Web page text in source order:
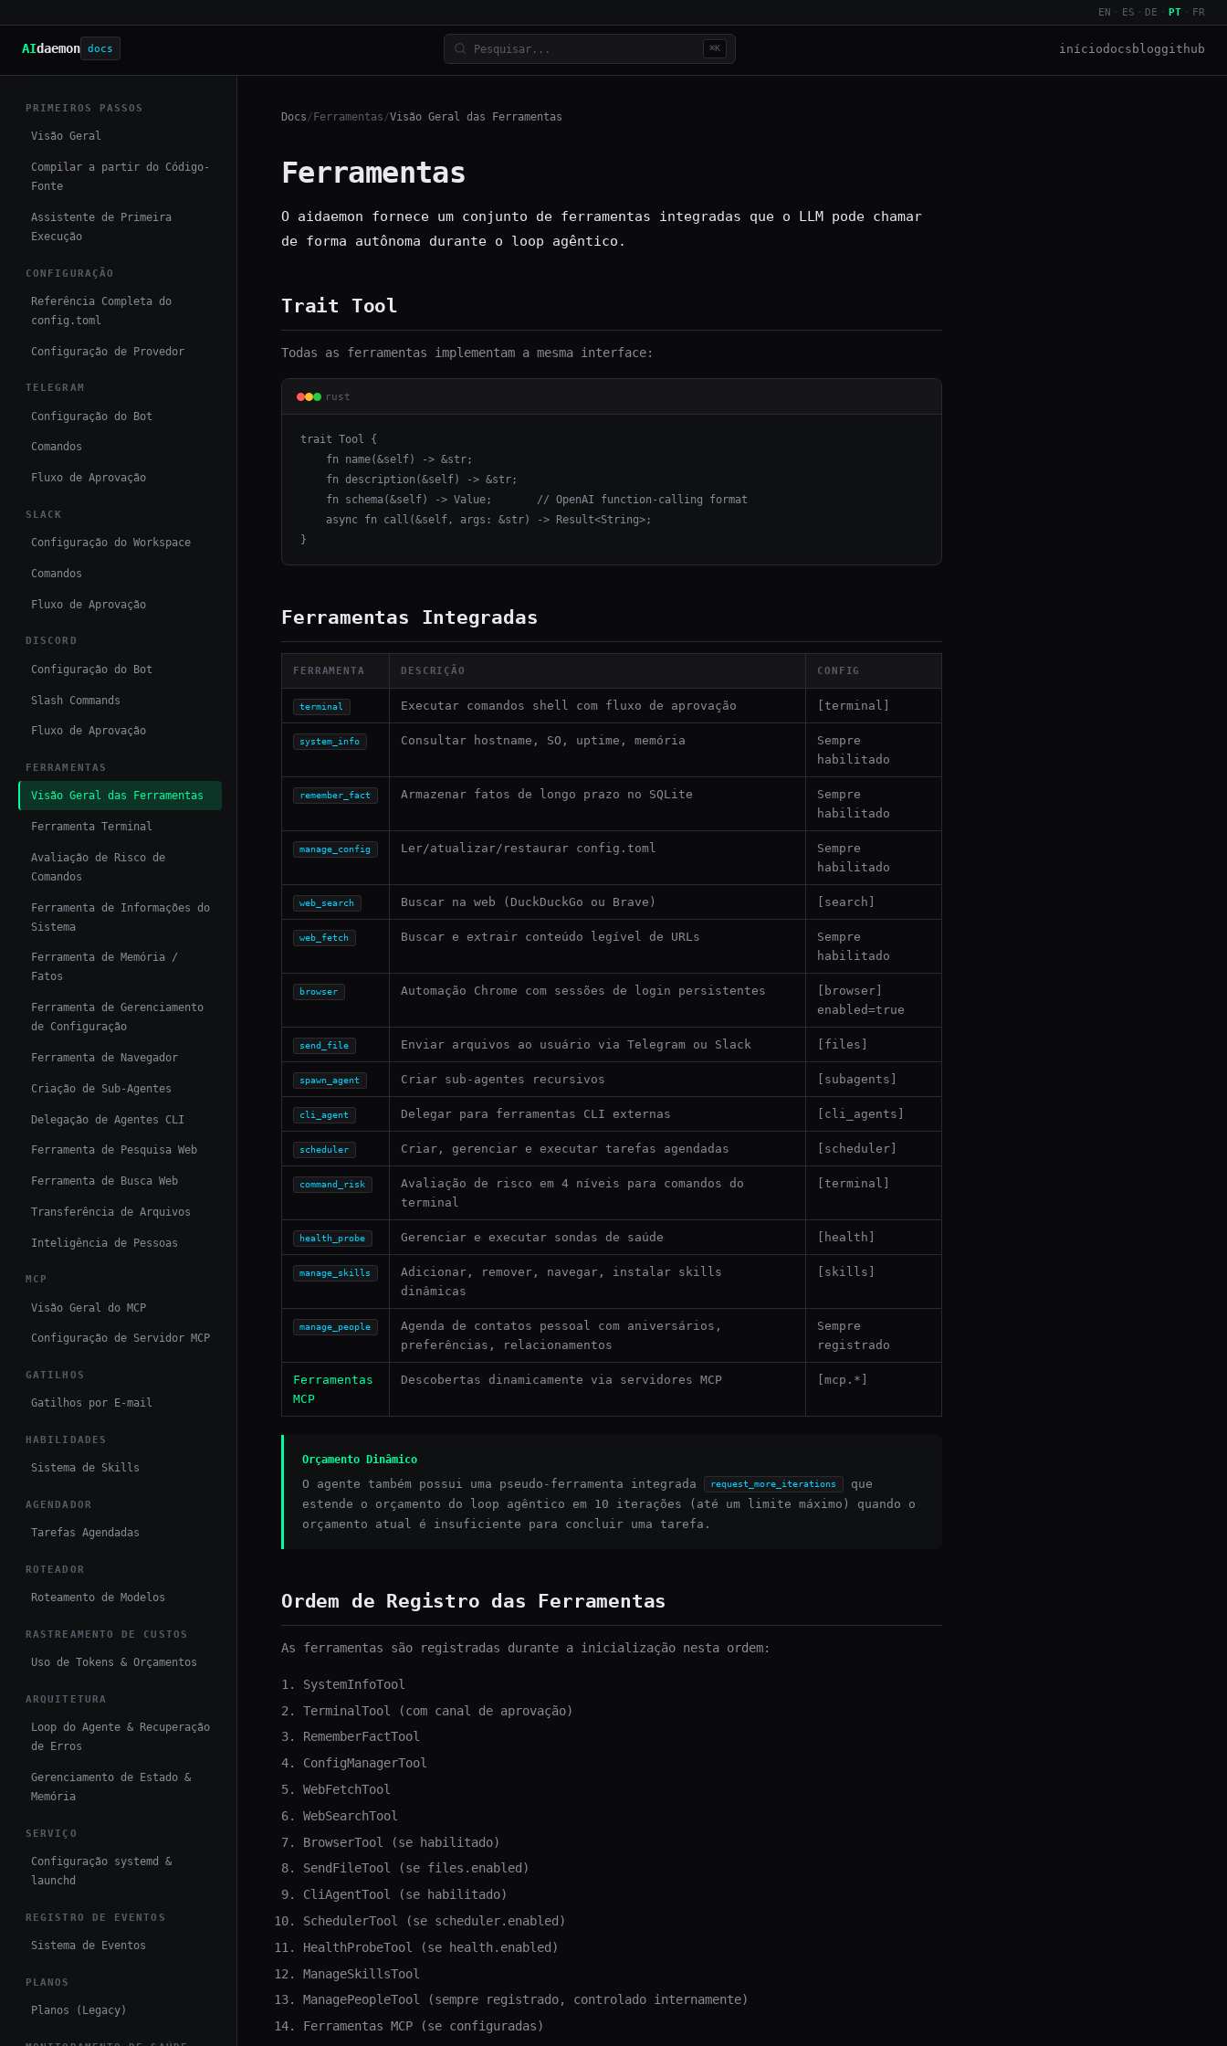
EN · ES · DE · PT · FR
AIdaemon docs ⌘K iníciodocs bloggithub
PRIMEIROS PASSOS
Visão Geral
Compilar a partir do Código-
Fonte
Assistente de Primeira
Execução
CONFIGURAÇÃO
Referência Completa do
config.toml
Configuração de Provedor
TELEGRAM
Configuração do Bot
Comandos
Fluxo de Aprovação
SLACK
Configuração do Workspace
Comandos
Fluxo de Aprovação
DISCORD
Configuração do Bot
Slash Commands
Fluxo de Aprovação
FERRAMENTAS
Visão Geral das Ferramentas
Ferramenta Terminal
Avaliação de Risco de
Comandos
Ferramenta de Informações do
Sistema
Ferramenta de Memória /
Fatos
Ferramenta de Gerenciamento
de Configuração
Ferramenta de Navegador
Criação de Sub-Agentes
Delegação de Agentes CLI
Ferramenta de Pesquisa Web
Ferramenta de Busca Web
Transferência de Arquivos
Inteligência de Pessoas
MCP
Visão Geral do MCP
Configuração de Servidor MCP
GATILHOS
Gatilhos por E-mail
HABILIDADES
Sistema de Skills
AGENDADOR
Tarefas Agendadas
ROTEADOR
Roteamento de Modelos
RASTREAMENTO DE CUSTOS
Uso de Tokens & Orçamentos
ARQUITETURA
Loop do Agente & Recuperação
de Erros
Gerenciamento de Estado &
Memória
SERVIÇO
Configuração systemd &
launchd
REGISTRO DE EVENTOS
Sistema de Eventos
PLANOS
Planos (Legacy)
Docs/ Ferramentas/Visão Geral das Ferramentas
Ferramentas
O aidaemon fornece um conjunto de ferramentas integradas que o LLM pode chamar
de forma autônoma durante o loop agêntico.
Trait Tool
Todas as ferramentas implementam a mesma interface:
rust
trait Tool {
    fn name(&self) -> &str;
    fn description(&self) -> &str;
    fn schema(&self) -> Value;       // OpenAI function-calling format
    async fn call(&self, args: &str) -> Result<String>;
}
Ferramentas Integradas
FERRAMENTA DESCRIÇÃO CONFIG
terminal Executar comandos shell com fluxo de aprovação [terminal]
system_info Consultar hostname, SO, uptime, memória
Sempre
habilitado
remember_fact Armazenar fatos de longo prazo no SQLite
Sempre
habilitado
manage_config Ler/atualizar/restaurar config.toml
Sempre
habilitado
web_search Buscar na web (DuckDuckGo ou Brave) [search]
web_fetch Buscar e extrair conteúdo legível de URLs
Sempre
habilitado
browser Automação Chrome com sessões de login persistentes
[browser]
enabled=true
send_file Enviar arquivos ao usuário via Telegram ou Slack [files]
spawn_agent Criar sub-agentes recursivos [subagents]
cli_agent Delegar para ferramentas CLI externas [cli_agents]
scheduler Criar, gerenciar e executar tarefas agendadas [scheduler]
command_risk
Avaliação de risco em 4 níveis para comandos do
terminal
[terminal]
health_probe Gerenciar e executar sondas de saúde [health]
manage_skills
Adicionar, remover, navegar, instalar skills
dinâmicas
[skills]
manage_people
Agenda de contatos pessoal com aniversários,
preferências, relacionamentos
Sempre
registrado
Ferramentas
MCP
Descobertas dinamicamente via servidores MCP [mcp.*]
Orçamento Dinâmico
O agente também possui uma pseudo-ferramenta integrada
request_more_iterations
que
estende o orçamento do loop agêntico em 10 iterações (até um limite máximo) quando o
orçamento atual é insuficiente para concluir uma tarefa.
Ordem de Registro das Ferramentas
As ferramentas são registradas durante a inicialização nesta ordem:
SystemInfoTool
TerminalTool (com canal de aprovação)
RememberFactTool
ConfigManagerTool
WebFetchTool
WebSearchTool
BrowserTool (se habilitado)
SendFileTool (se files.enabled)
CliAgentTool (se habilitado)
SchedulerTool (se scheduler.enabled)
HealthProbeTool (se health.enabled)
ManageSkillsTool
ManagePeopleTool (sempre registrado, controlado internamente)
Ferramentas MCP (se configuradas)